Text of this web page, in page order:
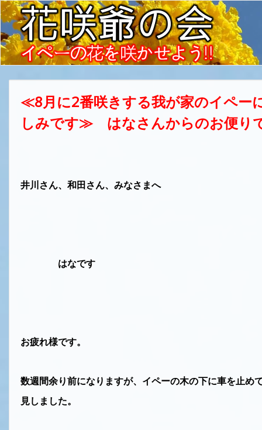
≪8月に2番咲きする我が家のイペー
しみです≫ はなさんからのお便り
井川さん、和田さん、みなさまへ
はなです
お疲れ様です。
数週間余り前になりますが、イペーの木の下に車を止め
見しました。